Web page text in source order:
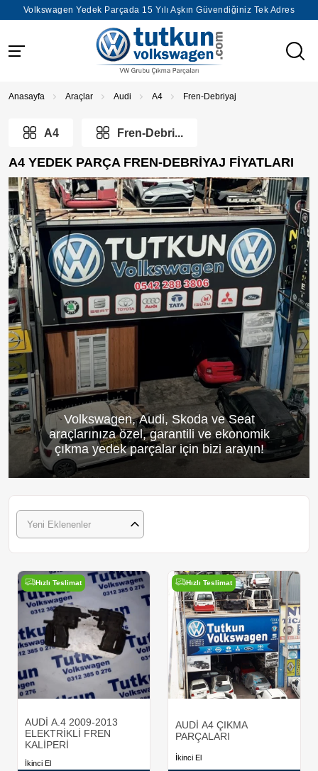
Volkswagen Yedek Parçada 15 Yılı Aşkın Güvendiğiniz Tek Adres
Anasayfa Araçlar Audi A4 Fren-Debriyaj
A4 Fren-Debri...
A4 YEDEK PARÇA FREN-DEBRIYAJ FIYATLARI
Volkswagen, Audi, Skoda ve Seat
araçlarınıza özel, garantili ve ekonomik
çıkma yedek parçalar için bizi arayın!
Yeni Eklenenler
Hızlı Teslimat
AUDİ A.4 2009-2013
ELEKTRİKLİ FREN
KALİPERİ
İkinci El
Hızlı Teslimat
AUDİ A4 ÇIKMA
PARÇALARI
İkinci El